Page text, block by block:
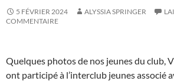
5 FÉVRIER 2024 ALYSSIA SPRINGER
COMMENTAIRE
Quelques photos de nos jeunes du club,
ont participé à l’interclub jeunes associé